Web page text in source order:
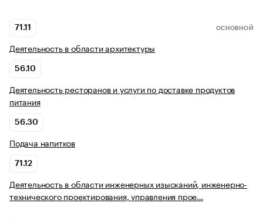
71.11 ОСНОВНОЙ
Деятельность в области архитектуры
56.10
Деятельность ресторанов и услуги по доставке продуктов
питания
56.30
Подача напитков
71.12
Деятельность в области инженерных изысканий, инженерно-
технического проектирования, управления прое…